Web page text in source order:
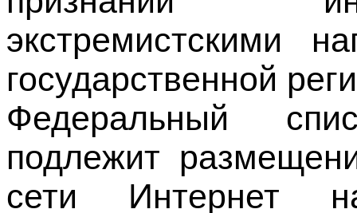
Федеральный
подлежит
сети Интернет
государственной
подлежит